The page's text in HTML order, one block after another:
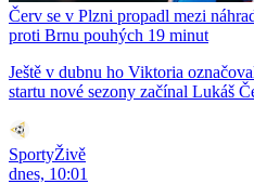
Červ se v Plzni propadl mezi
proti Brnu pouhých 19 minut
Ještě v dubnu ho Viktoria
startu nové sezony začínal Lukáš
SportyŽivě
dnes, 10:01